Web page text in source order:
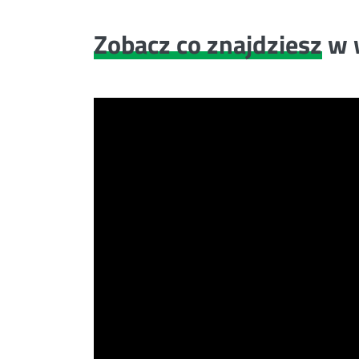
Zobacz co znajdzieszw